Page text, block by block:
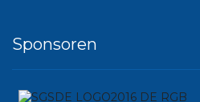
Sponsoren